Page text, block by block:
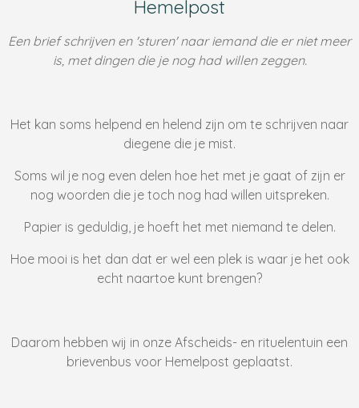
Hemelpost
Een brief schrijven en 'sturen' naar iemand die er niet meer
is, met dingen die je nog had willen zeggen.
Het kan soms helpend en helend zijn om te schrijven naar
diegene die je mist.
Soms wil je nog even delen hoe het met je gaat of zijn er
nog woorden die je toch nog had willen uitspreken.
Papier is geduldig, je hoeft het met niemand te delen.
Hoe mooi is het dan dat er wel een plek is waar je het ook
echt naartoe kunt brengen?
Daarom hebben wij in onze Afscheids- en rituelentuin een
brievenbus voor Hemelpost geplaatst.